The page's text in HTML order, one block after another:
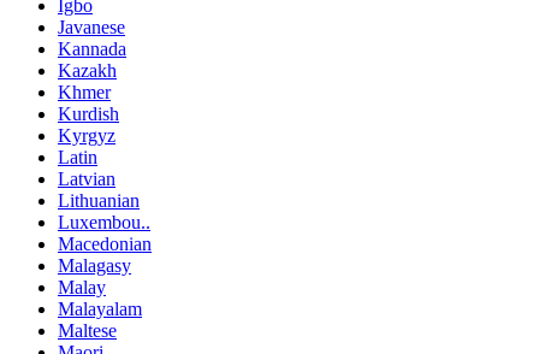
Igbo
Javanese
Kannada
Kazakh
Khmer
Kurdish
Kyrgyz
Latin
Latvian
Lithuanian
Luxembou..
Macedonian
Malagasy
Malay
Malayalam
Maltese